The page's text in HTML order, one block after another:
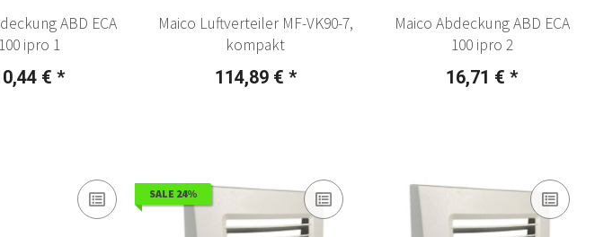
ABD ECA
100 ipro 1
€ *
Maico Luftverteiler MF-VK90-7,
kompakt
114,89 € *
Maico Abdeckung ABD ECA
100 ipro 2
16,71 € *
SALE 24%